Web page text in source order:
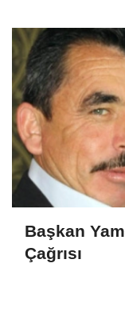
Başkan
Çağrısı